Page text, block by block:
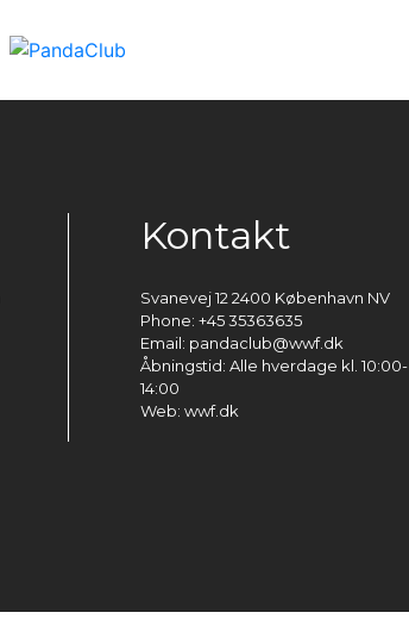
Kontakt
Svanevej 12 2400 København NV
Phone: +45 35363635
Email: pandaclub@wwf.dk
Åbningstid: Alle hverdage kl. 10:00-
14:00
Web: wwf.dk